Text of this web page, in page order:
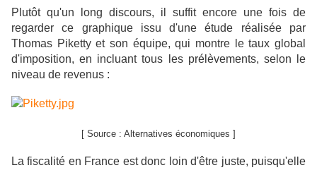
Plutôt qu'un long discours, il suffit encore une fois de
regarder ce graphique issu d'une étude réalisée par
Thomas Piketty et son équipe, qui montre le taux global
d'imposition, en incluant tous les prélèvements, selon le
niveau de revenus :
[ Source : Alternatives économiques ]
La fiscalité en France est donc loin d'être juste, puisqu'elle